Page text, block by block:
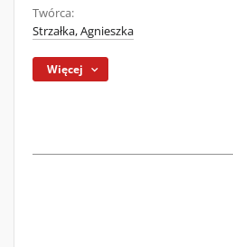
Twórca:
Strzałka, Agnieszka
Więcej